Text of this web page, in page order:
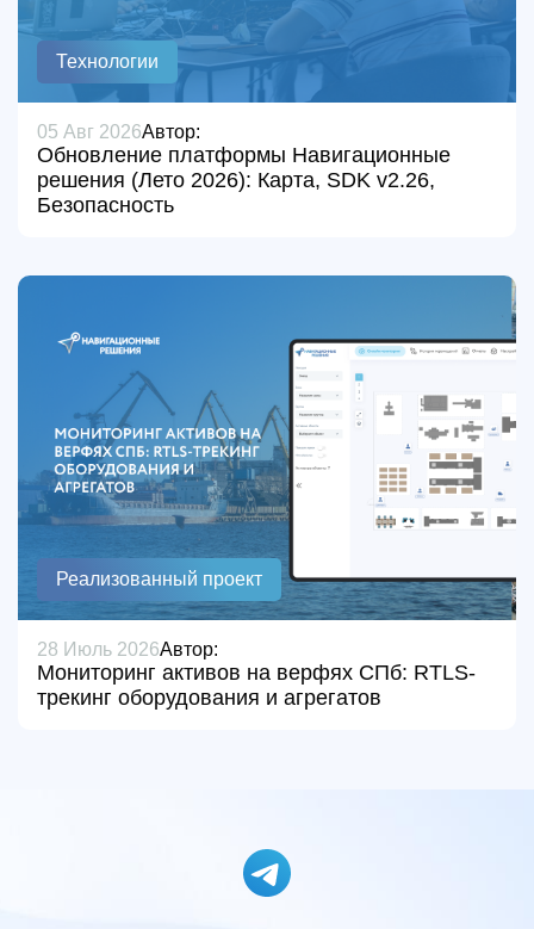
Технологии
05 Авг 2026Автор:
Обновление платформы Навигационные
решения (Лето 2026): Карта, SDK v2.26,
Безопасность
Реализованный проект
28 Июль 2026Автор:
Мониторинг активов на верфях СПб: RTLS-
трекинг оборудования и агрегатов